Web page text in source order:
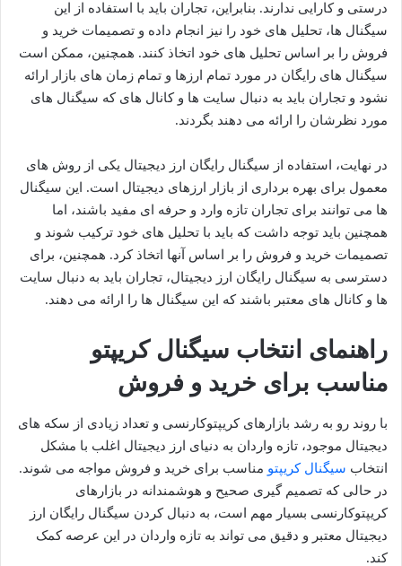
درستی و کارایی ندارند. بنابراین، تجاران باید با استفاده از این
سیگنال ها، تحلیل های خود را نیز انجام داده و تصمیمات خرید و
فروش را بر اساس تحلیل های خود اتخاذ کنند. همچنین، ممکن است
سیگنال های رایگان در مورد تمام ارزها و تمام زمان های بازار ارائه
نشود و تجاران باید به دنبال سایت ها و کانال های که سیگنال های
مورد نظرشان را ارائه می دهند بگردند.
در نهایت، استفاده از سیگنال رایگان ارز دیجیتال یکی از روش های
معمول برای بهره برداری از بازار ارزهای دیجیتال است. این سیگنال
ها می توانند برای تجاران تازه وارد و حرفه ای مفید باشند، اما
همچنین باید توجه داشت که باید با تحلیل های خود ترکیب شوند و
تصمیمات خرید و فروش را بر اساس آنها اتخاذ کرد. همچنین، برای
دسترسی به سیگنال رایگان ارز دیجیتال، تجاران باید به دنبال سایت
ها و کانال های معتبر باشند که این سیگنال ها را ارائه می دهند.
راهنمای انتخاب سیگنال کریپتو
مناسب برای خرید و فروش
با روند رو به رشد بازارهای کریپتوکارنسی و تعداد زیادی از سکه های
دیجیتال موجود، تازه واردان به دنیای ارز دیجیتال اغلب با مشکل
انتخاب سیگنال کریپتو مناسب برای خرید و فروش مواجه می شوند.
در حالی که تصمیم گیری صحیح و هوشمندانه در بازارهای
کریپتوکارنسی بسیار مهم است، به دنبال کردن سیگنال رایگان ارز
دیجیتال معتبر و دقیق می تواند به تازه واردان در این عرصه کمک
کند.